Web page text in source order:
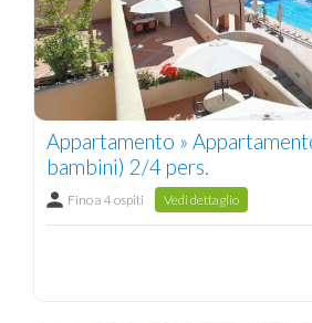
Appartamento »
bambini) 2/4 pers.
Fino a 4 ospiti Vedi dettaglio